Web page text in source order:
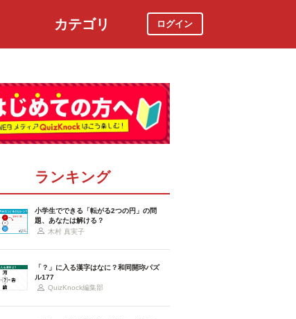
カテゴリ ログイン
ランキング
小学生でできる「転がる2つの円」の問
題、あなたは解ける？
木村 真実子
「？」に入る漢字はなに？和同開珎パズ
ル177
QuizKnock編集部